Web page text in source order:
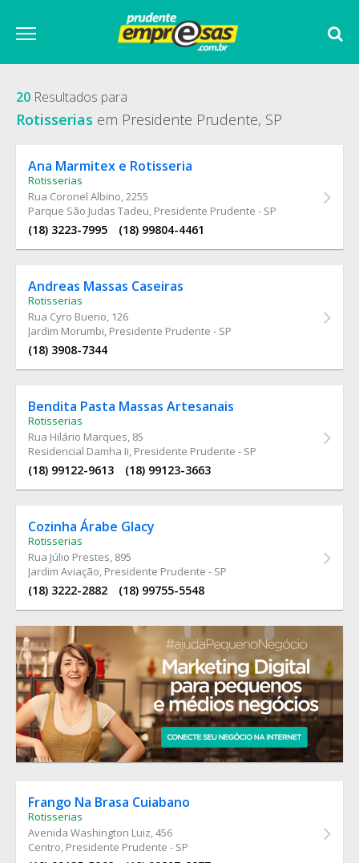
20 Resultados para
Rotisserias em Presidente Prudente, SP
Ana Marmitex e Rotisseria
Rotisserias
Rua Coronel Albino, 2255
Parque São Judas Tadeu, Presidente Prudente - SP
(18) 3223-7995 (18) 99804-4461
Andreas Massas Caseiras
Rotisserias
Rua Cyro Bueno, 126
Jardim Morumbi, Presidente Prudente - SP
(18) 3908-7344
Bendita Pasta Massas Artesanais
Rotisserias
Rua Hilário Marques, 85
Residencial Damha Ii, Presidente Prudente - SP
(18) 99122-9613 (18) 99123-3663
Cozinha Árabe Glacy
Rotisserias
Rua Júlio Prestes, 895
Jardim Aviação, Presidente Prudente - SP
(18) 3222-2882 (18) 99755-5548
Frango Na Brasa Cuiabano
Rotisserias
Avenida Washington Luiz, 456
Centro, Presidente Prudente - SP